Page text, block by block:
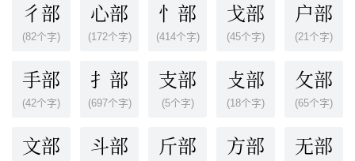
彳部
(82个字)
心部
(172个字)
忄部
(414个字)
戈部
(45个字)
户部
(21个字)
手部
(42个字)
扌部
(697个字)
支部
(5个字)
攴部
(18个字)
攵部
(65个字)
文部 斗部 斤部 方部 无部